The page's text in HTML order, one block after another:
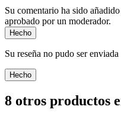
Su comentario ha sido
aprobado por un moderador.
Hecho
Su reseña no pudo ser enviada
Hecho
8 otros productos